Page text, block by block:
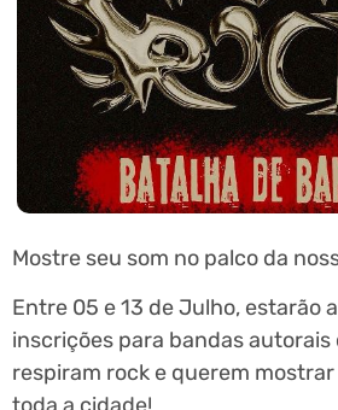
Mostre seu som no palco da
Entre 05 e 13 de Julho, estarão
inscrições para bandas autorais
respiram rock e querem